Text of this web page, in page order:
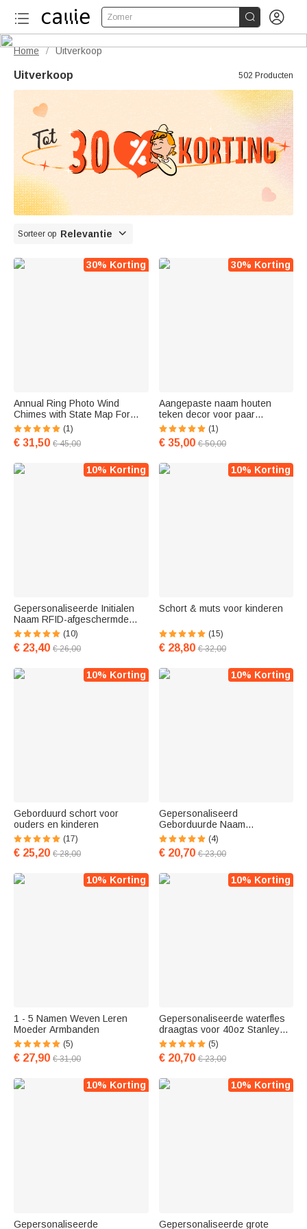
Zomer  
Home / Uitverkoop
Uitverkoop 502 Producten
Sorteer op Relevantie 
30% Korting
Annual Ring Photo Wind
Chimes with State Map For
Anniversary(1)
€ 31,50 € 45,00
30% Korting
Aangepaste naam houten
teken decor voor paar
boerderij bruiloft verjaardag
housewarming
(1)
€ 35,00 € 50,00
10% Korting
Gepersonaliseerde Initialen
Naam RFID-afgeschermde
Magnetische Slanke Leren
Portemonnee Geldclip met
Gegraveerde Tekst Verjaardag
Mannen
(10)
€ 23,40 € 26,00
10% Korting
Schort & muts voor kinderen
(15)
€ 28,80 € 32,00
10% Korting
Geborduurd schort voor
ouders en kinderen
(17)
€ 25,20 € 28,00
10% Korting
Gepersonaliseerd
Geborduurde Naam
Verstelbaar Ademend Harnas
Vest van Mesh voor Puppy
Hond
(4)
€ 20,70 € 23,00
10% Korting
1 - 5 Namen Weven Leren
Moeder Armbanden
(5)
€ 27,90 € 31,00
10% Korting
Gepersonaliseerde waterfles
draagtas voor 40oz Stanley
Tumbler met geborduurde
naam en letter hanger reis
accessoires
(5)
€ 20,70 € 23,00
10% Korting
Gepersonaliseerde
10% Korting
Gepersonaliseerde grote